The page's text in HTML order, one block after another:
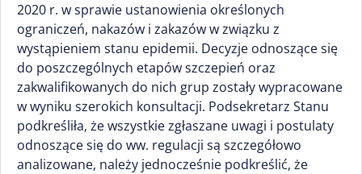
2020 r. w sprawie ustanowienia określonych
ograniczeń, nakazów i zakazów w związku z
wystąpieniem stanu epidemii. Decyzje odnoszące się
do poszczególnych etapów szczepień oraz
zakwalifikowanych do nich grup zostały wypracowane
w wyniku szerokich konsultacji. Podsekretarz Stanu
podkreśliła, że wszystkie zgłaszane uwagi i postulaty
odnoszące się do ww. regulacji są szczegółowo
analizowane, należy jednocześnie podkreślić, że